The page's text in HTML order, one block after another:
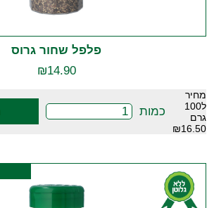
פלפל שחור גרוס
₪14.90
מחיר
ל100
גרם
₪16.50
כמות